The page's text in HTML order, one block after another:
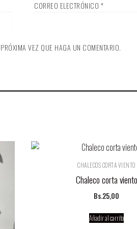
CORREO ELECTRÓNICO *
VEZ QUE HAGA UN COMENTARIO.
CHALECOS CORTA VIENTO
Chaleco corta viento
Bs.25,00
Añadir al carrito